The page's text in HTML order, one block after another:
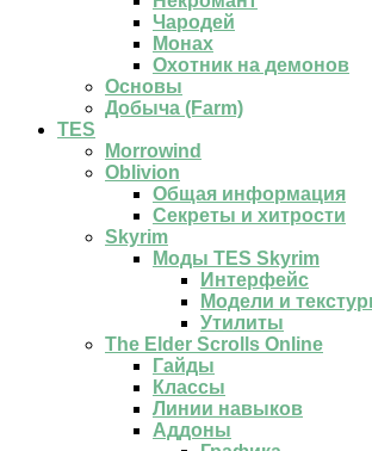
Чародей
Монах
Охотник на демонов
Основы
Добыча (Farm)
TES
Morrowind
Oblivion
Общая информация
Секреты и хитрости
Skyrim
Моды TES Skyrim
Интерфейс
Модели и
Утилиты
The Elder Scrolls Online
Гайды
Классы
Линии навыков
Аддоны